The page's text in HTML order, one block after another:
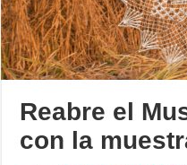
Reabre el
con la